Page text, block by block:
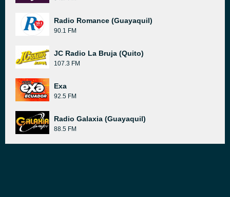
Radio Romance (Guayaquil)
90.1 FM
JC Radio La Bruja (Quito)
107.3 FM
Exa
92.5 FM
Radio Galaxia (Guayaquil)
88.5 FM